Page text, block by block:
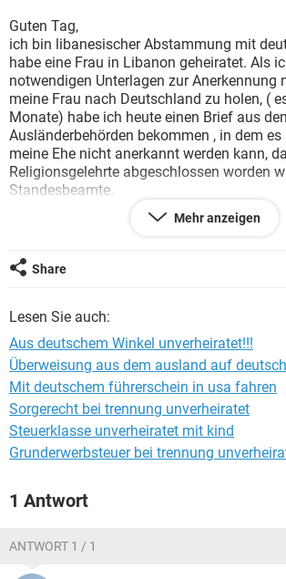
Guten Tag,
ich bin libanesischer Abstammung mit
habe eine Frau in Libanon geheiratet. Als
notwendigen Unterlagen zur Anerkennung
meine Frau nach Deutschland zu holen, (
Monate) habe ich heute einen Brief aus den
Ausländerbehörden bekommen , in dem es
meine Ehe nicht anerkannt werden kann,
Religionsgelehrte abgeschlossen worden
Standesbeamte.
Was soll ich denn tun?
Auf Hinweise / Tipps freue ich mich im
Mehr anzeigen
Share
Lesen Sie auch:
Aus deutschem Winkel unverheiratet!!!
Überweisung aus dem ausland auf
Mit deutschem führerschein in usa fahren
Sorgerecht bei trennung unverheiratet
Steuerklasse unverheiratet mit kind
Grunderwerbsteuer bei trennung
1 Antwort
ANTWORT 1 / 1